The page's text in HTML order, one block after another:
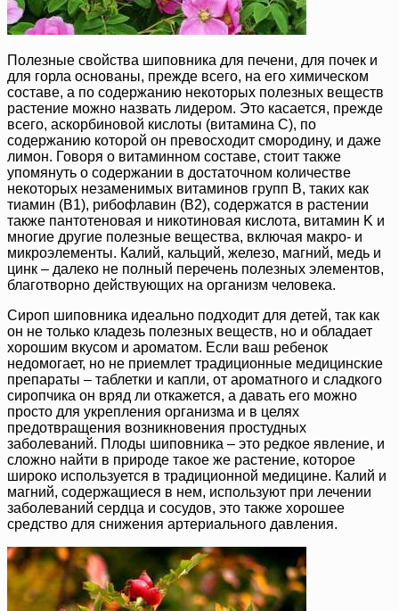
Полезные свойства шиповника для печени, для почек и
для горла основаны, прежде всего, на его химическом
составе, а по содержанию некоторых полезных веществ
растение можно назвать лидером. Это касается, прежде
всего, аскорбиновой кислоты (витамина С), по
содержанию которой он превосходит смородину, и даже
лимон. Говоря о витаминном составе, стоит также
упомянуть о содержании в достаточном количестве
некоторых незаменимых витаминов групп B, таких как
тиамин (B1), рибофлавин (B2), содержатся в растении
также пантотеновая и никотиновая кислота, витамин K и
многие другие полезные вещества, включая макро- и
микроэлементы. Калий, кальций, железо, магний, медь и
цинк – далеко не полный перечень полезных элементов,
благотворно действующих на организм человека.
Сироп шиповника идеально подходит для детей, так как
он не только кладезь полезных веществ, но и обладает
хорошим вкусом и ароматом. Если ваш ребенок
недомогает, но не приемлет традиционные медицинские
препараты – таблетки и капли, от ароматного и сладкого
сиропчика он вряд ли откажется, а давать его можно
просто для укрепления организма и в целях
предотвращения возникновения простудных
заболеваний. Плоды шиповника – это редкое явление, и
сложно найти в природе такое же растение, которое
широко используется в традиционной медицине. Калий и
магний, содержащиеся в нем, используют при лечении
заболеваний сердца и сосудов, это также хорошее
средство для снижения артериального давления.